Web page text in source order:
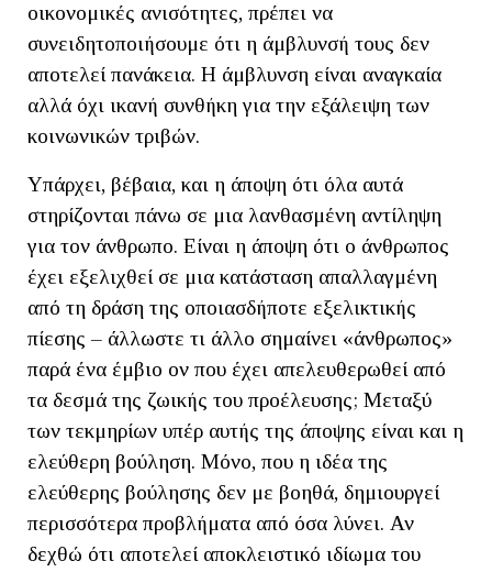
οικονομικές ανισότητες, πρέπει να
συνειδητοποιήσουμε ότι η άμβλυνσή τους δεν
αποτελεί πανάκεια. Η άμβλυνση είναι αναγκαία
αλλά όχι ικανή συνθήκη για την εξάλειψη των
κοινωνικών τριβών.
Υπάρχει, βέβαια, και η άποψη ότι όλα αυτά
στηρίζονται πάνω σε μια λανθασμένη αντίληψη
για τον άνθρωπο. Είναι η άποψη ότι ο άνθρωπος
έχει εξελιχθεί σε μια κατάσταση απαλλαγμένη
από τη δράση της οποιασδήποτε εξελικτικής
πίεσης – άλλωστε τι άλλο σημαίνει «άνθρωπος»
παρά ένα έμβιο ον που έχει απελευθερωθεί από
τα δεσμά της ζωικής του προέλευσης; Μεταξύ
των τεκμηρίων υπέρ αυτής της άποψης είναι και η
ελεύθερη βούληση. Μόνο, που η ιδέα της
ελεύθερης βούλησης δεν με βοηθά, δημιουργεί
περισσότερα προβλήματα από όσα λύνει. Αν
δεχθώ ότι αποτελεί αποκλειστικό ιδίωμα του